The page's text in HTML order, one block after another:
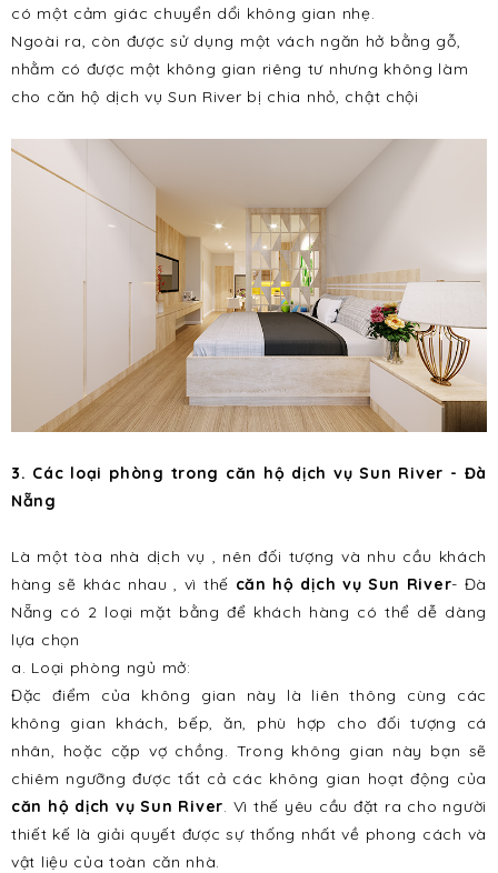
có một cảm giác chuyển dổi không gian nhẹ.
Ngoài ra, còn được sử dụng một vách ngăn hở bằng gỗ,
nhằm có được một không gian riêng tư nhưng không làm
cho căn hộ dịch vụ Sun River bị chia nhỏ, chật chội
3. Các loại phòng trong căn hộ dịch vụ Sun River - Đà
Nẵng
Là một tòa nhà dịch vụ , nên đối tượng và nhu cầu khách
hàng sẽ khác nhau , vì thế căn hộ dịch vụ Sun River- Đà
Nẵng có 2 loại mặt bằng để khách hàng có thể dễ dàng
lựa chọn
a. Loại phòng ngủ mở:
Đặc điểm của không gian này là liên thông cùng các
không gian khách, bếp, ăn, phù hợp cho đối tượng cá
nhân, hoặc cặp vợ chồng. Trong không gian này bạn sẽ
chiêm ngưỡng được tất cả các không gian hoạt động của
căn hộ dịch vụ Sun River. Vì thế yêu cầu đặt ra cho người
thiết kế là giải quyết được sự thống nhất về phong cách và
vật liệu của toàn căn nhà.